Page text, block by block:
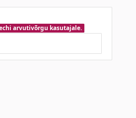
arvutivõrgu kasutajale.